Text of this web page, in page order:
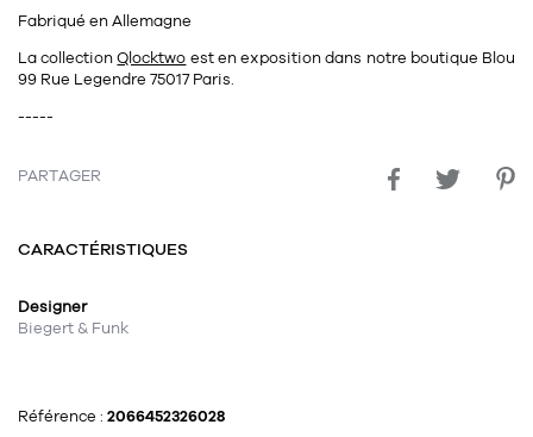
Fabriqué en Allemagne
La collectionQlocktwo esten exposition dans notre boutique Blou
99 Rue Legendre 75017 Paris.
-----
PARTAGER
CARACTÉRISTIQUES
Designer
Biegert & Funk
Référence : 2066452326028